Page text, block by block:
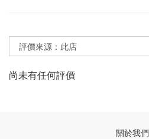
尚未有任何評價
關於我們